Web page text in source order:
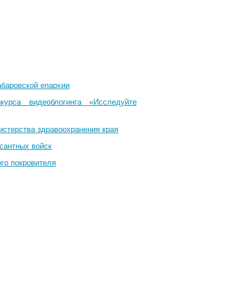
епархии
видеоблогинга «Исследуйте
здравоохранения края
войск
покровителя